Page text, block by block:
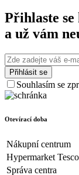
Přihlaste
a už vám
Souhlasím se
Otevírací doba
Nákupní centrum
Hypermarket Tesco
Správa centra